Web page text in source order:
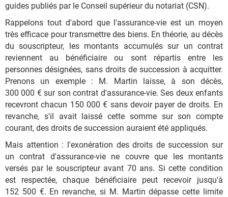
guides publiés par le Conseil supérieur du notariat (CSN).
Rappelons tout d'abord que l'assurance-vie est un moyen
très efficace pour transmettre des biens. En théorie, au décès
du souscripteur, les montants accumulés sur un contrat
reviennent au bénéficiaire ou sont répartis entre les
personnes désignées, sans droits de succession à acquitter.
Prenons un exemple : M. Martin laisse, à son décès,
300 000 € sur son contrat d'assurance-vie. Ses deux enfants
recevront chacun 150 000 € sans devoir payer de droits. En
revanche, s'il avait laissé cette somme sur son compte
courant, des droits de succession auraient été appliqués.
Mais attention : l'exonération des droits de succession sur
un contrat d'assurance-vie ne couvre que les montants
versés par le souscripteur avant 70 ans. Si cette condition
est respectée, chaque bénéficiaire peut recevoir jusqu'à
152 500 €. En revanche, si M. Martin dépasse cette limite